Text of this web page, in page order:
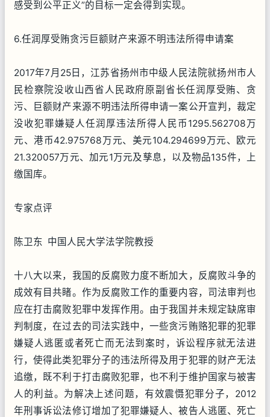
感受到公平正义”的目标一定会得到实现。
6.任润厚受贿贪污巨额财产来源不明违法所得申请案
2017年7月25日，江苏省扬州市中级人民法院就扬州市人
民检察院没收山西省人民政府原副省长任润厚受贿、贪
污、巨额财产来源不明违法所得申请一案公开宣判，裁定
没收犯罪嫌疑人任润厚违法所得人民币1295.562708万
元、港币42.975768万元、美元104.294699万元、欧元
21.320057万元、加元1万元及孳息，以及物品135件，上
缴国库。
专家点评
陈卫东 中国人民大学法学院教授
十八大以来，我国的反腐败力度不断加大，反腐败斗争的
成效有目共睹。作为反腐败工作的重要内容，司法审判也
应在打击腐败犯罪中发挥作用。由于我国并未规定缺席审
判制度，在过去的司法实践中，一些贪污贿赂犯罪的犯罪
嫌疑人逃匿或者死亡而无法到案时，诉讼程序就无法进
行，使得此类犯罪分子的违法所得及用于犯罪的财产无法
追缴，既不利于打击腐败犯罪，也不利于维护国家与被害
人的利益。为解决上述问题，有效震慑犯罪分子，2012
年刑事诉讼法修订增加了犯罪嫌疑人、被告人逃匿、死亡